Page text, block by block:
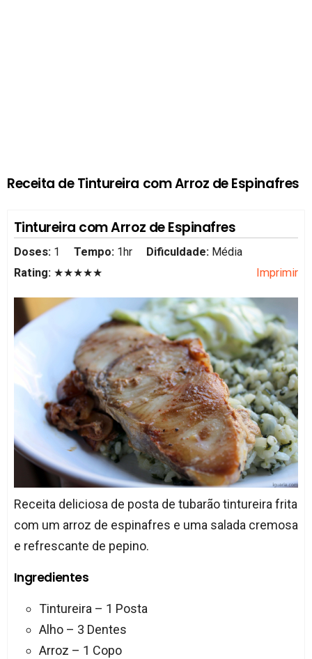
Receita de Tintureira com Arroz de Espinafres
Tintureira com Arroz de Espinafres
Doses: 1 Tempo: 1hr Dificuldade: Média
Rating: ★★★★★ Imprimir
Receita deliciosa de posta de tubarão tintureira frita
com um arroz de espinafres e uma salada cremosa
e refrescante de pepino.
Ingredientes
Tintureira – 1 Posta
Alho – 3 Dentes
Arroz – 1 Copo